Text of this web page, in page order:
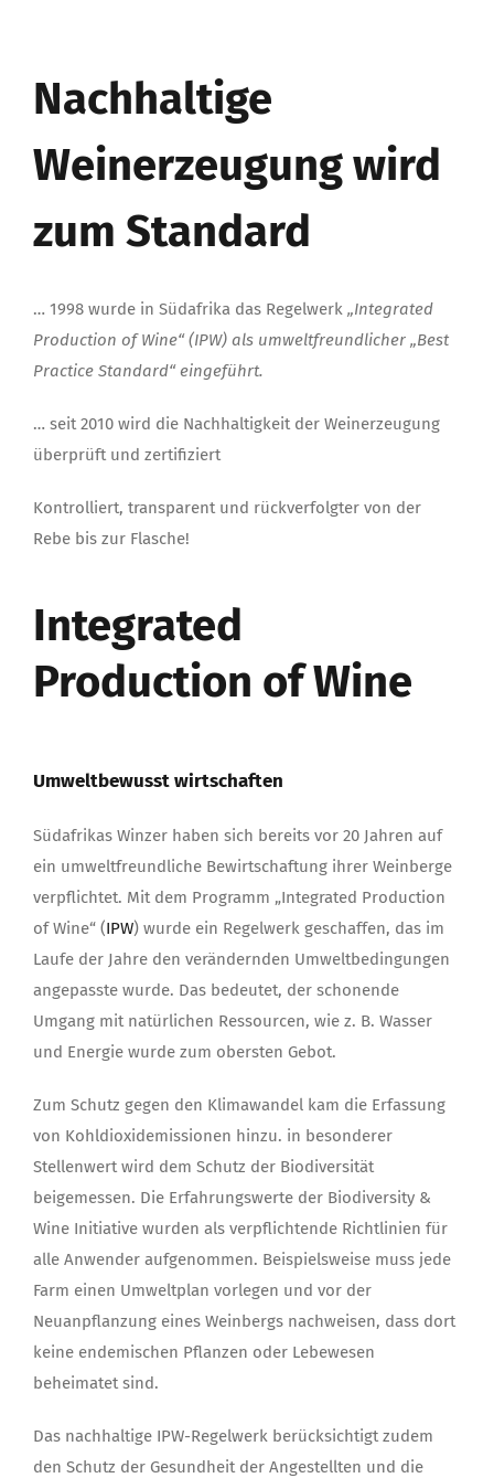
Nachhaltige
Weinerzeugung wird
zum Standard
… 1998 wurde in Südafrika das Regelwerk „Integrated
Production of Wine“ (IPW) als umweltfreundlicher „Best
Practice Standard“ eingeführt.
… seit 2010 wird die Nachhaltigkeit der Weinerzeugung
überprüft und zertifiziert
Kontrolliert, transparent und rückverfolgter von der
Rebe bis zur Flasche!
Integrated
Production of Wine
Umweltbewusst wirtschaften
Südafrikas Winzer haben sich bereits vor 20 Jahren auf
ein umweltfreundliche Bewirtschaftung ihrer Weinberge
verpflichtet. Mit dem Programm „Integrated Production
of Wine“ (IPW) wurde ein Regelwerk geschaffen, das im
Laufe der Jahre den verändernden Umweltbedingungen
angepasste wurde. Das bedeutet, der schonende
Umgang mit natürlichen Ressourcen, wie z. B. Wasser
und Energie wurde zum obersten Gebot.
Zum Schutz gegen den Klimawandel kam die Erfassung
von Kohldioxidemissionen hinzu. in besonderer
Stellenwert wird dem Schutz der Biodiversität
beigemessen. Die Erfahrungswerte der Biodiversity &
Wine Initiative wurden als verpflichtende Richtlinien für
alle Anwender aufgenommen. Beispielsweise muss jede
Farm einen Umweltplan vorlegen und vor der
Neuanpflanzung eines Weinbergs nachweisen, dass dort
keine endemischen Pflanzen oder Lebewesen
beheimatet sind.
Das nachhaltige IPW-Regelwerk berücksichtigt zudem
den Schutz der Gesundheit der Angestellten und die